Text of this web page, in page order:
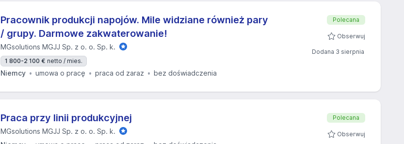
Pracownik produkcji napojów. Mile widziane również pary
/ grupy. Darmowe zakwaterowanie!
MGsolutions MGJJ Sp. z o. o. Sp. k.
1 800-2 100 € netto / mies.
Niemcy umowa o pracę praca od zaraz bez doświadczenia
Polecana
Obserwuj
Dodana 3 sierpnia
Praca przy linii produkcyjnej
MGsolutions MGJJ Sp. z o. o. Sp. k.
Polecana
Obserwuj